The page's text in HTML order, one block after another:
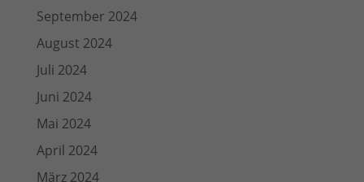
September 2024
August 2024
Juli 2024
Juni 2024
Mai 2024
April 2024
März 2024